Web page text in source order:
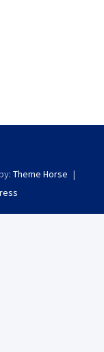
Theme Horse